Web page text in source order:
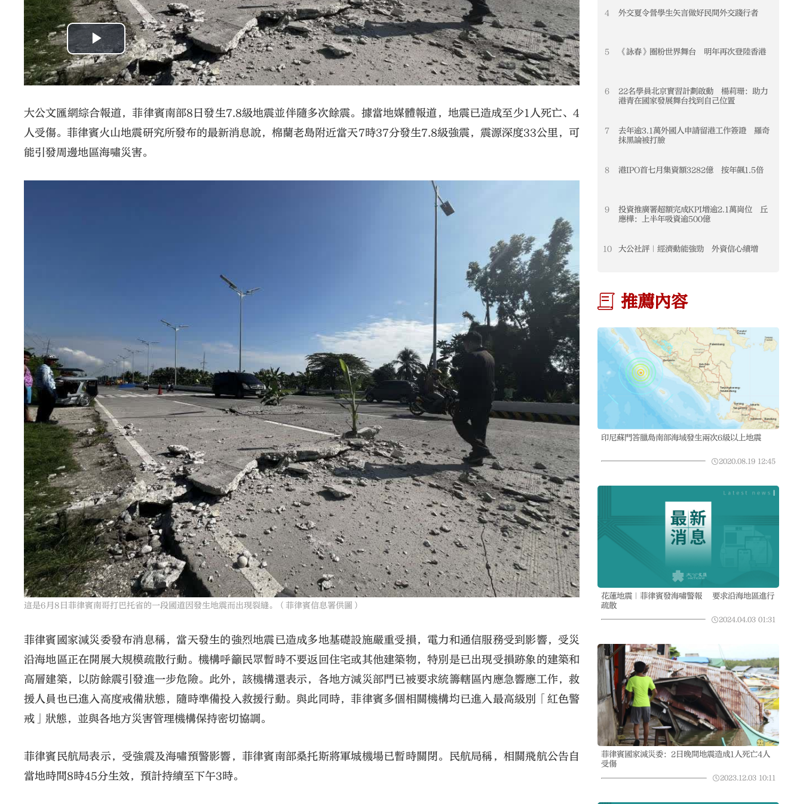
大公文匯網綜合報道，菲律賓南部8日發生7.8級地震並伴隨多次餘震。據當地媒體報道，地震已造成至少1人死亡、4
人受傷。菲律賓火山地震研究所發布的最新消息說，棉蘭老島附近當天7時37分發生7.8級強震，震源深度33公里，可
能引發周邊地區海嘯災害。
這是6月8日菲律賓南哥打巴托省的一段國道因發生地震而出現裂縫。（菲律賓信息署供圖）
菲律賓國家減災委發布消息稱，當天發生的強烈地震已造成多地基礎設施嚴重受損，電力和通信服務受到影響，受災
沿海地區正在開展大規模疏散行動。機構呼籲民眾暫時不要返回住宅或其他建築物，特別是已出現受損跡象的建築和
高層建築，以防餘震引發進一步危險。此外，該機構還表示，各地方減災部門已被要求統籌轄區內應急響應工作，救
援人員也已進入高度戒備狀態，隨時準備投入救援行動。與此同時，菲律賓多個相關機構均已進入最高級別「紅色警
戒」狀態，並與各地方災害管理機構保持密切協調。
菲律賓民航局表示，受強震及海嘯預警影響，菲律賓南部桑托斯將軍城機場已暫時關閉。民航局稱，相關飛航公告自
當地時間8時45分生效，預計持續至下午3時。
4 外交夏令營學生矢言做好民間外交踐行者
5 《詠春》圈粉世界舞台 明年再次登陸香港
6
22名學員北京實習計劃啟動 楊莉珊：助力
港青在國家發展舞台找到自己位置
7
去年逾3.1萬外國人申請留港工作簽證 羅奇
抹黑論被打臉
8 港IPO首七月集資額3282億 按年飆1.5倍
9
投資推廣署超額完成KPI增逾2.1萬崗位 丘
應樺：上半年吸資逾500億
10 大公社評｜經濟動能強勁 外資信心續增
推薦內容
印尼蘇門答臘島南部海域發生兩次6級以上地震
2020.08.19 12:45
花蓮地震｜菲律賓發海嘯警報 要求沿海地區進行
疏散
2024.04.03 01:31
菲律賓國家減災委：2日晚間地震造成1人死亡4人
受傷
2023.12.03 10:11